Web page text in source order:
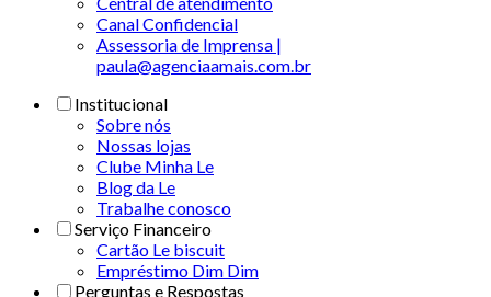
Canal Confidencial
Assessoria de Imprensa |
paula@agenciaamais.com.br
Institucional
Sobre nós
Nossas lojas
Clube Minha Le
Blog da Le
Trabalhe conosco
Serviço Financeiro
Cartão Le biscuit
Empréstimo Dim Dim
Perguntas e Respostas